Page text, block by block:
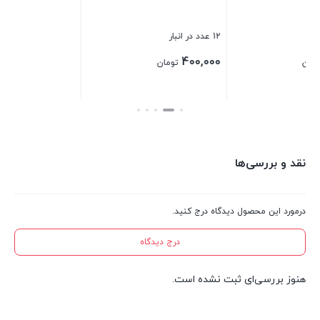
نقد و بررسی‌ها
درمورد این محصول دیدگاه درج کنید.
درج دیدگاه
هنوز بررسی‌ای ثبت نشده است.